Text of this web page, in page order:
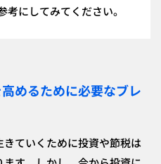
にしてみてください。
めるために必要なブレ
ていくために投資や節税は